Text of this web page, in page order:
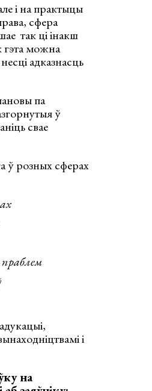
і на практыцы
сфера
так ці інакш
гэта можна
адказнасць
па
ў
свае
ў розных сферах
і
на